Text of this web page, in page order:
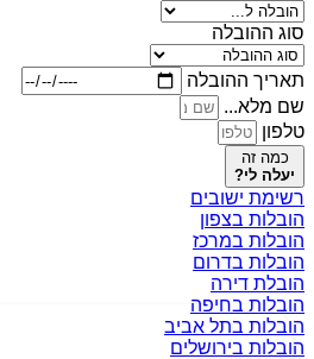
סוג ההובלה
תאריך ההובלה
שם מלא...
טלפון
כמה זה
יעלה לי?
רשימת ישובים
הובלות בצפון
הובלות במרכז
הובלות בדרום
הובלת דירה
הובלות בחיפה
הובלות בתל אביב
הובלות בירושלים